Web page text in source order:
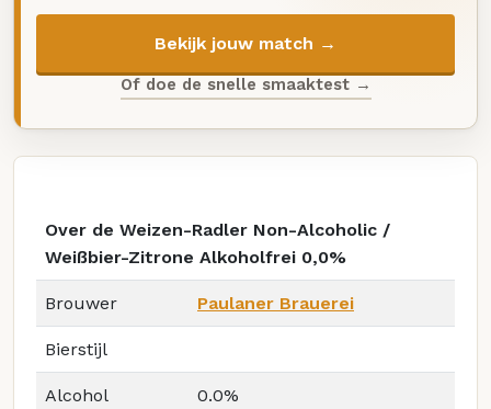
Bekijk jouw match →
Of doe de snelle smaaktest →
Over de Weizen-Radler Non-Alcoholic /
Weißbier-Zitrone Alkoholfrei 0,0%
Brouwer Paulaner Brauerei
Bierstijl
Alcohol 0.0%